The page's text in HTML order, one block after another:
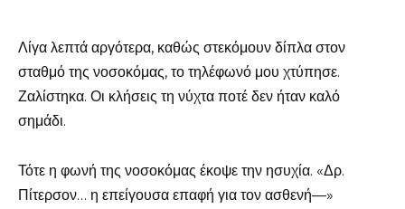
Λίγα λεπτά αργότερα, καθώς στεκόμουν δίπλα στον
σταθμό της νοσοκόμας, το τηλέφωνό μου χτύπησε.
Ζαλίστηκα. Οι κλήσεις τη νύχτα ποτέ δεν ήταν καλό
σημάδι.
Τότε η φωνή της νοσοκόμας έκοψε την ησυχία. «Δρ.
Πίτερσον… η επείγουσα επαφή για τον ασθενή—»